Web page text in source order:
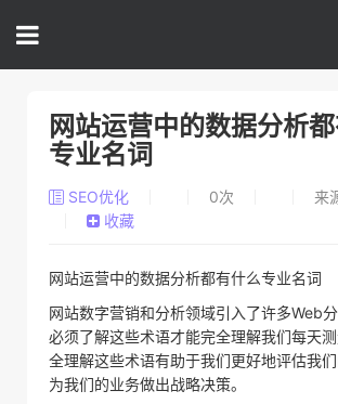
网站运营中的数据分析
专业名词
SEO优化 0次
来
收藏
网站运营中的数据分析都有什么专业名词
网站数字营销和分析领域引入了许多Web
必须了解这些术语才能完全理解我们每天
全理解这些术语有助于我们更好地评估我
为我们的业务做出战略决策。